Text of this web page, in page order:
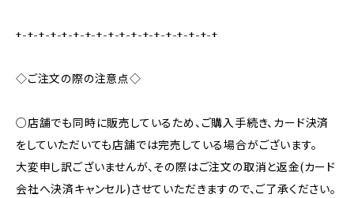
+-+-+-+-+-+-+-+-+-+-+-+-+-+-+-+-+-+
◇ご注文の際の注意点◇
○店舗でも同時に販売しているため、ご購入手続き、カード決済
をしていただいても店舗では完売している場合がございます。
大変申し訳ございませんが、その際はご注文の取消と返金(カード
会社へ決済キャンセル)させていただきますので、ご了承ください。